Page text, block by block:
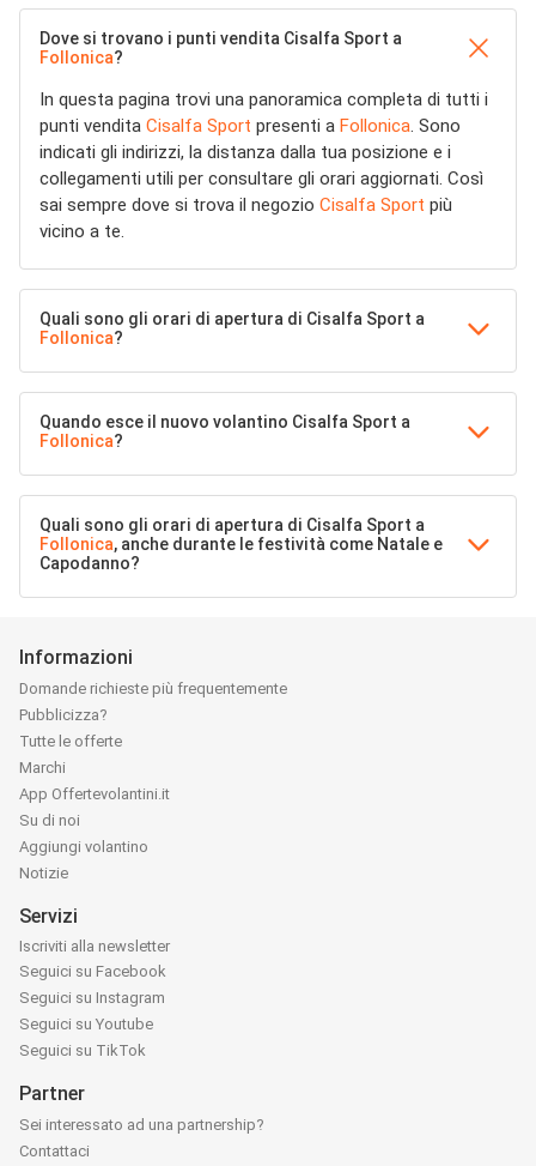
Dove si trovano i punti vendita Cisalfa Sport a
Follonica?
In questa pagina trovi una panoramica completa di tutti i
punti vendita Cisalfa Sport presenti a Follonica. Sono
indicati gli indirizzi, la distanza dalla tua posizione e i
collegamenti utili per consultare gli orari aggiornati. Così
sai sempre dove si trova il negozio Cisalfa Sport più
vicino a te.
Quali sono gli orari di apertura di Cisalfa Sport a
Follonica?
Quando esce il nuovo volantino Cisalfa Sport a
Follonica?
Quali sono gli orari di apertura di Cisalfa Sport a
Follonica, anche durante le festività come Natale e
Capodanno?
Informazioni
Domande richieste più frequentemente
Pubblicizza?
Tutte le offerte
Marchi
App Offertevolantini.it
Su di noi
Aggiungi volantino
Notizie
Servizi
Iscriviti alla newsletter
Seguici su Facebook
Seguici su Instagram
Seguici su Youtube
Seguici su TikTok
Partner
Sei interessato ad una partnership?
Contattaci